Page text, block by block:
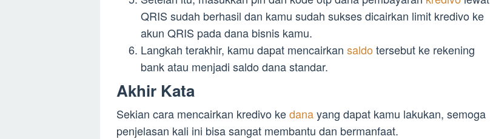
QRIS sudah berhasil dan kamu sudah sukses dicairkan limit kredivo ke
akun QRIS pada dana bisnis kamu.
Langkah terakhir, kamu dapat mencairkan saldo tersebut ke rekening
bank atau menjadi saldo dana standar.
Akhir Kata
Sekian cara mencairkan kredivo kedanayang dapat kamu lakukan, semoga
penjelasan kali ini bisa sangat membantu dan bermanfaat.